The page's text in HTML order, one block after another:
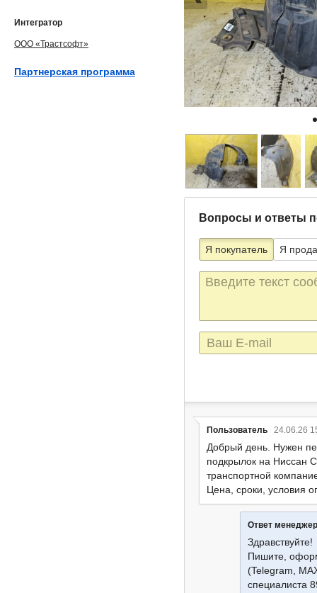
Вопросы и ответы
Я покупатель Я
Текст
сообщения
E-
mail
Пользователь 24.06.26
Добрый день. Нужен
подкрылок на Ниссан
транспортной
Цена, сроки, условия
Ответ
Здравствуйте!
Пишите,
(Telegram,
специалиста
Интегратор
ООО «Трастсофт»
Партнерская программа